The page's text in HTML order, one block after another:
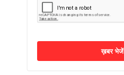
ख़बर भेजें